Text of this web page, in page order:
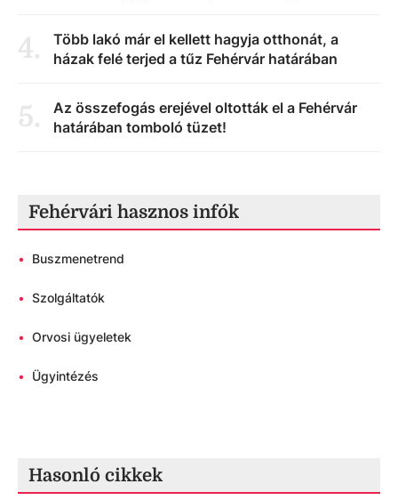
4.
Több lakó már el kellett hagyja otthonát, a
házak felé terjed a tűz Fehérvár határában
5.
Az összefogás erejével oltották el a Fehérvár
határában tomboló tüzet!
Fehérvári hasznos infók
• Buszmenetrend
• Szolgáltatók
• Orvosi ügyeletek
• Ügyintézés
Hasonló cikkek